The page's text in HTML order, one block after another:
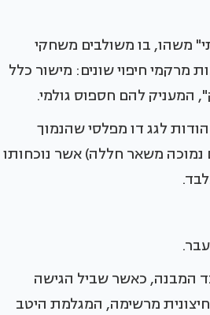
משהו, בו משולבים משחקי
חיפוי שונים: מישור כלל
להם חספוס גולמי.
לגג דו מפלסי שהנמוך
משאר חללה) אשר נוכחותו
המבנה, כאשר שביל הגישה
מרשימה, המגלמת היטב